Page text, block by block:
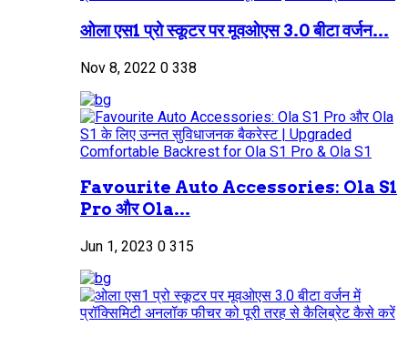
ओला एस1 प्रो स्कूटर पर मूवओएस 3.0 बीटा वर्जन...
Nov 8, 2022 0 338
Favourite Auto Accessories: Ola S1
Pro और Ola...
Jun 1, 2023 0 315